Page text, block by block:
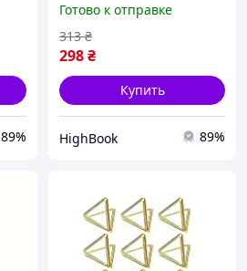
89%
ценникодержатель
Leeseph 10шт серебро
MV039 DC
Готово к отправке
298₴
313 ₴
Купить
HighBook 89%